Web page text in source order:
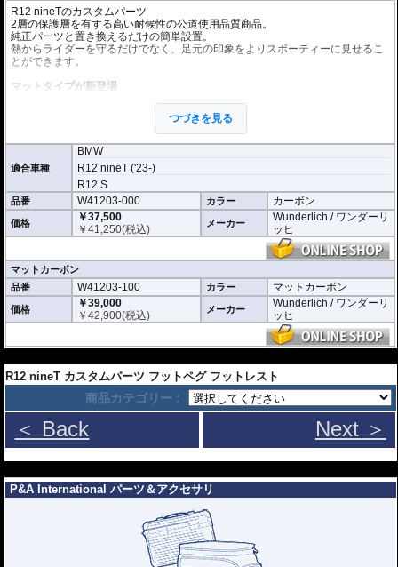
R12 nineTのカスタムパーツ
2層の保護層を有する高い耐候性の公道使用品質商品。
純正パーツと置き換えるだけの簡単設置。
熱からライダーを守るだけでなく、足元の印象をよりスポーティーに見せるこ
とができます。
マットタイプが新登場
り、上品で落ち着いた高級感のある仕上がりを実現。
豊富なラインナップでカスタムイメージに最適なカーボンパーツを選択頂けま
つづきを見る
適合車種
BMW
R12 nineT ('23-)
R12 S
品番 W41203-000 カラー カーボン
価格
￥37,500
￥41,250(税込) メーカー
Wunderlich / ワンダーリ
ッヒ
マットカーボン
品番
W41203-100 カラー マットカーボン
価格
￥39,000
￥42,900(税込) メーカー
Wunderlich / ワンダーリ
ッヒ
R12 nineT カスタムパーツ フットペグ フットレスト
商品カテゴリー :
＜ Back Next ＞
P&A International パーツ＆アクセサリ